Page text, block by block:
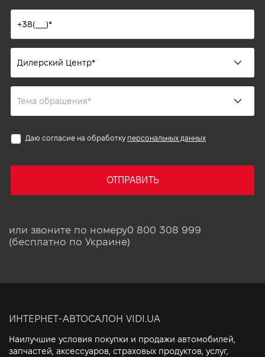
Даю согласие на обработку персональных данных
ОТПРАВИТЬ
или звоните по номеру0 800 308 999
(бесплатно по Украине)
ИНТЕРНЕТ-АВТОСАЛОН VIDI.UA
Наилучшие условия покупки и продажи автомобилей,
запчастей, аксессуаров, страховых продуктов, услуг,